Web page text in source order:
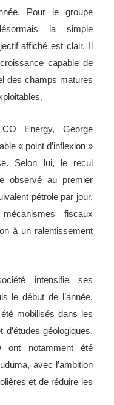
Pour le groupe
la simple
affiché est clair. Il
capable de
des champs matures
Energy, George
« point d’inflexion »
Selon lui, le recul
observé au premier
pétrole par jour,
fiscaux
à un ralentissement
intensifie ses
le début de l’année,
mobilisés dans les
d’études géologiques.
ont notamment été
avec l’ambition
et de réduire les